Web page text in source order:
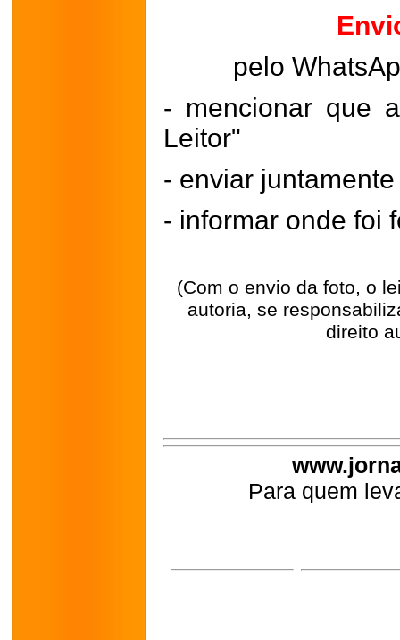
pelo
- mencionar que
Leitor"
- enviar
- informar onde foi
(Com o envio da foto, o
autoria, se
direito
Para quem